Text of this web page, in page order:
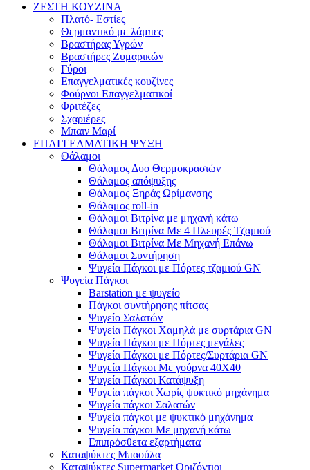
ΖΕΣΤΗ ΚΟΥΖΙΝΑ
Πλατό- Εστίες
Θερμαντικό με λάμπες
Βραστήρας Υγρών
Βραστήρες Ζυμαρικών
Γύροι
Επαγγελματικές κουζίνες
Φούρνοι Επαγγελματικοί
Φριτέζες
Σχαριέρες
Μπαιν Μαρί
ΕΠΑΓΓΕΛΜΑΤΙΚΗ ΨΥΞΗ
Θάλαμοι
Θάλαμος Δυο Θερμοκρασιών
Θάλαμος απόψυξης
Θάλαμος Ξηράς Ωρίμανσης
Θάλαμος roll-in
Θάλαμοι Βιτρίνα με μηχανή κάτω
Θάλαμοι Βιτρίνα Με 4 Πλευρές Τζαμιού
Θάλαμοι Βιτρίνα Με Μηχανή Επάνω
Θάλαμοι Συντήρηση
Ψυγεία Πάγκοι με Πόρτες τζαμιού GN
Ψυγεία Πάγκοι
Barstation με ψυγείο
Πάγκοι συντήρησης πίτσας
Ψυγείο Σαλατών
Ψυγεία Πάγκοι Χαμηλά με συρτάρια GN
Ψυγεία Πάγκοι με Πόρτες μεγάλες
Ψυγεία Πάγκοι με Πόρτες/Συρτάρια GN
Ψυγεία Πάγκοι Με γούρνα 40Χ40
Ψυγεία Πάγκοι Κατάψυξη
Ψυγεία πάγκοι Χωρίς ψυκτικό μηχάνημα
Ψυγεία πάγκοι Σαλατών
Ψυγεία πάγκοι με ψυκτικό μηχάνημα
Ψυγεία πάγκοι Με μηχανή κάτω
Επιπρόσθετα εξαρτήματα
Καταψύκτες Μπαούλα
Καταψύκτες Supermarket Οριζόντιοι